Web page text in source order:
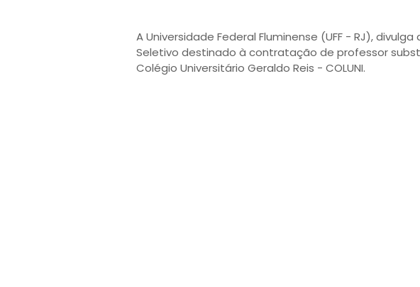
A Universidade Federal Fluminense (UFF - RJ),
Seletivo destinado à contratação de professor
Colégio Universitário Geraldo Reis - COLUNI.